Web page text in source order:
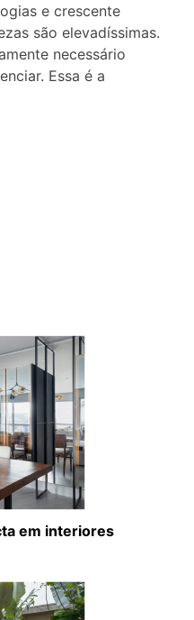
e crescente
são elevadíssimas.
necessário
Essa é a
em interiores